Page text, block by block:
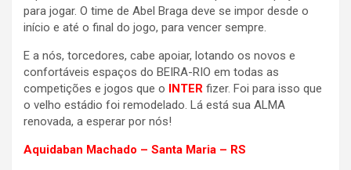
para jogar. O time de Abel Braga deve se impor desde o
início e até o final do jogo, para vencer sempre.
E a nós, torcedores, cabe apoiar, lotando os novos e
confortáveis espaços do BEIRA-RIO em todas as
competições e jogos que o INTER fizer. Foi para isso que
o velho estádio foi remodelado. Lá está sua ALMA
renovada, a esperar por nós!
Aquidaban Machado – Santa Maria – RS